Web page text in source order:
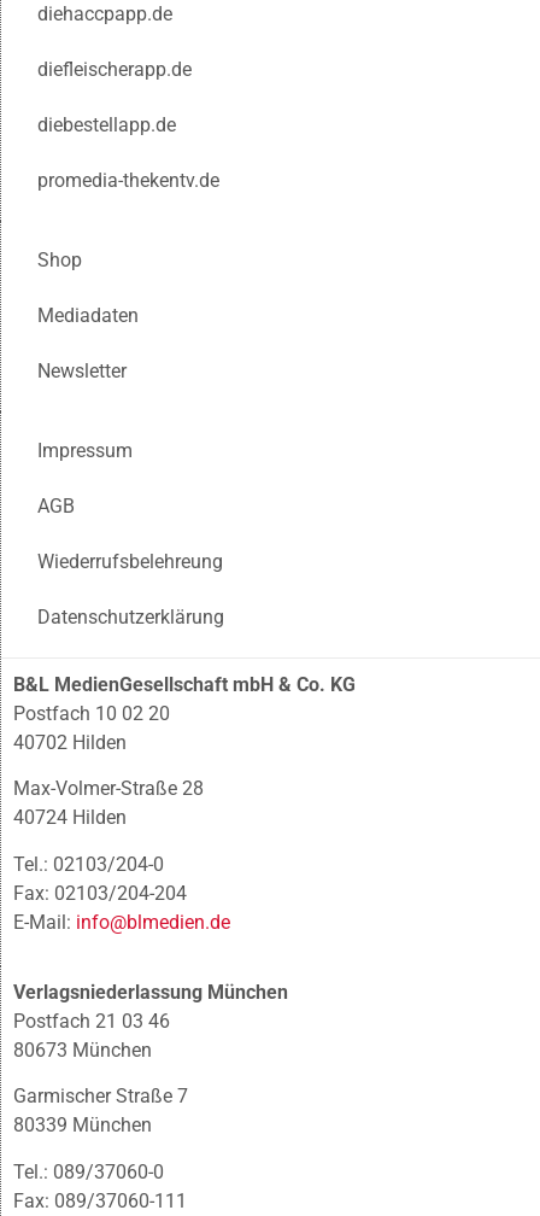
diehaccpapp.de
diefleischerapp.de
diebestellapp.de
promedia-thekentv.de
Shop
Mediadaten
Newsletter
Impressum
AGB
Wiederrufsbelehreung
Datenschutzerklärung
B&L MedienGesellschaft mbH & Co. KG
Postfach 10 02 20
40702 Hilden
Max-Volmer-Straße 28
40724 Hilden
Tel.: 02103/204-0
Fax: 02103/204-204
E-Mail: info@blmedien.de
Verlagsniederlassung München
Postfach 21 03 46
80673 München
Garmischer Straße 7
80339 München
Tel.: 089/37060-0
Fax: 089/37060-111